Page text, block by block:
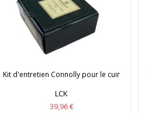
Kit d'entretien Connolly pour le cuir
LCK
39,96 €